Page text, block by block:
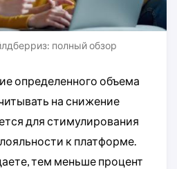
полный обзор
определенного объема
на снижение
для стимулирования
к платформе.
тем меньше процент